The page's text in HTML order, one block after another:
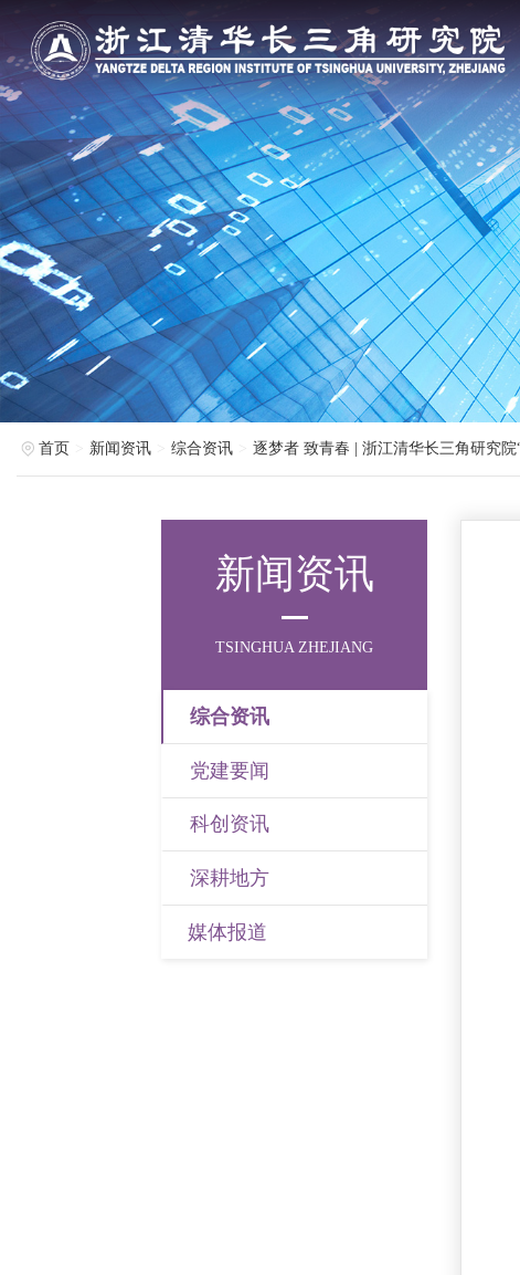
首页 新闻资讯 综合资讯 逐梦者 致青春 | 浙江清华长三角研究院
新闻资讯
TSINGHUA ZHEJIANG
综合资讯
党建要闻
科创资讯
深耕地方
媒体报道